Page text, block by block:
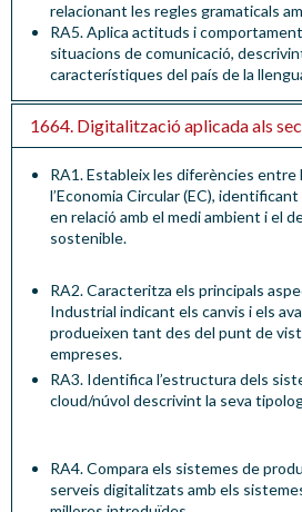
relacionant les regles gramaticals
RA5. Aplica actituds i
situacions de comunicació,
característiques del país de la
1664. Digitalització aplicada als
RA1. Estableix les diferències entre
l’Economia Circular (EC),
en relació amb el medi ambient i el
sostenible.
RA2. Caracteritza els principals
Industrial indicant els canvis i els
produeixen tant des del punt de
empreses.
RA3. Identifica l’estructura dels
cloud/núvol descrivint la seva
RA4. Compara els sistemes de
serveis digitalitzats amb els